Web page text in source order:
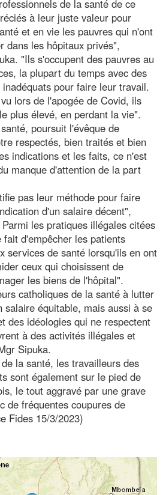
de la santé de ce
à leur juste valeur pour
et en vie les pauvres qui n'ont
dans les hôpitaux privés",
"Ils s'occupent des pauvres au
la plupart du temps avec des
pour faire leur travail.
lors de l'apogée de Covid, ils
plus élevé, en perdant la vie".
poursuit l'évêque de
respectés, bien traités et bien
indications et les faits, ce n'est
manque d'attention de la part
pas leur méthode pour faire
d'un salaire décent",
les pratiques illégales citées
d'empêcher les patients
services de santé lorsqu'ils en ont
ceux qui choisissent de
les biens de l'hôpital".
catholiques de la santé à lutter
salaire équitable, mais aussi à se
des idéologies qui ne respectent
à des activités illégales et
Sipuka.
la santé, les travailleurs des
sont également sur le pied de
le tout aggravé par une grave
de fréquentes coupures de
Fides 15/3/2023)